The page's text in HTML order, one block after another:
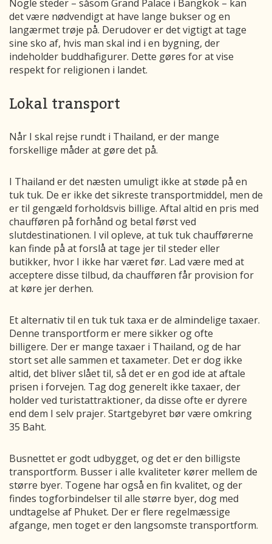
Nogle steder – såsom Grand Palace i Bangkok – kan
det være nødvendigt at have lange bukser og en
langærmet trøje på. Derudover er det vigtigt at tage
sine sko af, hvis man skal ind i en bygning, der
indeholder buddhafigurer. Dette gøres for at vise
respekt for religionen i landet.
Lokal transport
Når I skal rejse rundt i Thailand, er der mange
forskellige måder at gøre det på.
I Thailand er det næsten umuligt ikke at støde på en
tuk tuk. De er ikke det sikreste transportmiddel, men de
er til gengæld forholdsvis billige. Aftal altid en pris med
chaufføren på forhånd og betal først ved
slutdestinationen. I vil opleve, at tuk tuk chaufførerne
kan finde på at forslå at tage jer til steder eller
butikker, hvor I ikke har været før. Lad være med at
acceptere disse tilbud, da chaufføren får provision for
at køre jer derhen.
Et alternativ til en tuk tuk taxa er de almindelige taxaer.
Denne transportform er mere sikker og ofte
billigere. Der er mange taxaer i Thailand, og de har
stort set alle sammen et taxameter. Det er dog ikke
altid, det bliver slået til, så det er en god ide at aftale
prisen i forvejen. Tag dog generelt ikke taxaer, der
holder ved turistattraktioner, da disse ofte er dyrere
end dem I selv prajer. Startgebyret bør være omkring
35 Baht.
Busnettet er godt udbygget, og det er den billigste
transportform. Busser i alle kvaliteter kører mellem de
større byer. Togene har også en fin kvalitet, og der
findes togforbindelser til alle større byer, dog med
undtagelse af Phuket. Der er flere regelmæssige
afgange, men toget er den langsomste transportform.